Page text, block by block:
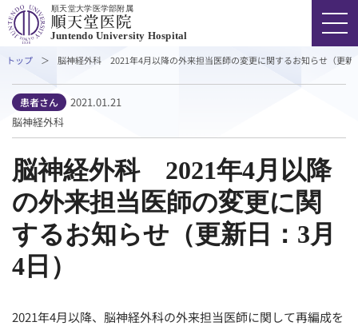
順天堂大学医学部附属
Juntendo University Hospital
トップ 脳神経外科　2021年4月以降の外来担当医師の変更に関するお知らせ（更新
患者さん
2021.01.21
脳神経外科
脳神経外科 2021年4月以降
の外来担当医師の変更に関
するお知らせ（更新日：3月
4日）
2021年4月以降、脳神経外科の外来担当医師に関して再編成を
FONT SIZE
03-3813-3111 代表
外来受診の方
入院・ご面会の方